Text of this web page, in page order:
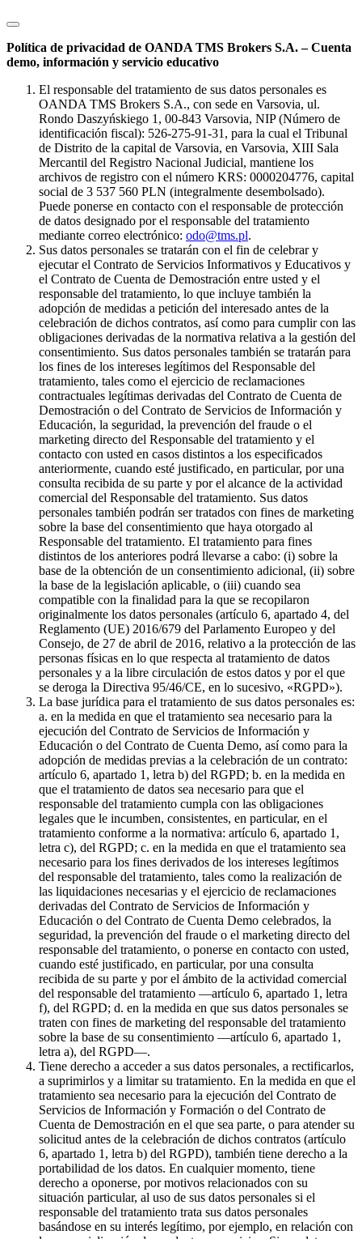
Política de privacidad de OANDA TMS Brokers S.A. – Cuenta
demo, información y servicio educativo
El responsable del tratamiento de sus datos personales es
OANDA TMS Brokers S.A., con sede en Varsovia, ul.
Rondo Daszyńskiego 1, 00-843 Varsovia, NIP (Número de
identificación fiscal): 526-275-91-31, para la cual el Tribunal
de Distrito de la capital de Varsovia, en Varsovia, XIII Sala
Mercantil del Registro Nacional Judicial, mantiene los
archivos de registro con el número KRS: 0000204776, capital
social de 3 537 560 PLN (integralmente desembolsado).
Puede ponerse en contacto con el responsable de protección
de datos designado por el responsable del tratamiento
mediante correo electrónico: odo@tms.pl.
Sus datos personales se tratarán con el fin de celebrar y
ejecutar el Contrato de Servicios Informativos y Educativos y
el Contrato de Cuenta de Demostración entre usted y el
responsable del tratamiento, lo que incluye también la
adopción de medidas a petición del interesado antes de la
celebración de dichos contratos, así como para cumplir con las
obligaciones derivadas de la normativa relativa a la gestión del
consentimiento. Sus datos personales también se tratarán para
los fines de los intereses legítimos del Responsable del
tratamiento, tales como el ejercicio de reclamaciones
contractuales legítimas derivadas del Contrato de Cuenta de
Demostración o del Contrato de Servicios de Información y
Educación, la seguridad, la prevención del fraude o el
marketing directo del Responsable del tratamiento y el
contacto con usted en casos distintos a los especificados
anteriormente, cuando esté justificado, en particular, por una
consulta recibida de su parte y por el alcance de la actividad
comercial del Responsable del tratamiento. Sus datos
personales también podrán ser tratados con fines de marketing
sobre la base del consentimiento que haya otorgado al
Responsable del tratamiento. El tratamiento para fines
distintos de los anteriores podrá llevarse a cabo: (i) sobre la
base de la obtención de un consentimiento adicional, (ii) sobre
la base de la legislación aplicable, o (iii) cuando sea
compatible con la finalidad para la que se recopilaron
originalmente los datos personales (artículo 6, apartado 4, del
Reglamento (UE) 2016/679 del Parlamento Europeo y del
Consejo, de 27 de abril de 2016, relativo a la protección de las
personas físicas en lo que respecta al tratamiento de datos
personales y a la libre circulación de estos datos y por el que
se deroga la Directiva 95/46/CE, en lo sucesivo, «RGPD»).
La base jurídica para el tratamiento de sus datos personales es:
a. en la medida en que el tratamiento sea necesario para la
ejecución del Contrato de Servicios de Información y
Educación o del Contrato de Cuenta Demo, así como para la
adopción de medidas previas a la celebración de un contrato:
artículo 6, apartado 1, letra b) del RGPD; b. en la medida en
que el tratamiento de datos sea necesario para que el
responsable del tratamiento cumpla con las obligaciones
legales que le incumben, consistentes, en particular, en el
tratamiento conforme a la normativa: artículo 6, apartado 1,
letra c), del RGPD; c. en la medida en que el tratamiento sea
necesario para los fines derivados de los intereses legítimos
del responsable del tratamiento, tales como la realización de
las liquidaciones necesarias y el ejercicio de reclamaciones
derivadas del Contrato de Servicios de Información y
Educación o del Contrato de Cuenta Demo celebrados, la
seguridad, la prevención del fraude o el marketing directo del
responsable del tratamiento, o ponerse en contacto con usted,
cuando esté justificado, en particular, por una consulta
recibida de su parte y por el ámbito de la actividad comercial
del responsable del tratamiento —artículo 6, apartado 1, letra
f), del RGPD; d. en la medida en que sus datos personales se
traten con fines de marketing del responsable del tratamiento
sobre la base de su consentimiento —artículo 6, apartado 1,
letra a), del RGPD—.
Tiene derecho a acceder a sus datos personales, a rectificarlos,
a suprimirlos y a limitar su tratamiento. En la medida en que el
tratamiento sea necesario para la ejecución del Contrato de
Servicios de Información y Formación o del Contrato de
Cuenta de Demostración en el que sea parte, o para atender su
solicitud antes de la celebración de dichos contratos (artículo
6, apartado 1, letra b) del RGPD), también tiene derecho a la
portabilidad de los datos. En cualquier momento, tiene
derecho a oponerse, por motivos relacionados con su
situación particular, al uso de sus datos personales si el
responsable del tratamiento trata sus datos personales
basándose en su interés legítimo, por ejemplo, en relación con